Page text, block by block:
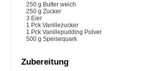
250 g Butter weich
250 g Zucker
3 Eier
1 Pck Vanillezucker
1 Pck Vanillepudding Pulver
500 g Speisequark
Zubereitung